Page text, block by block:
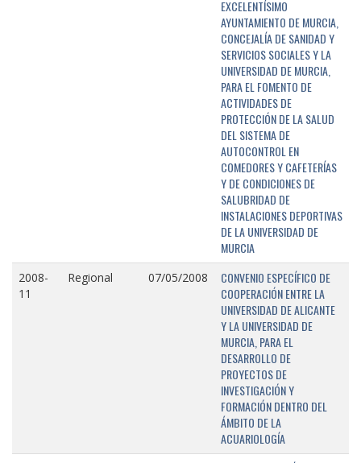
EXCELENTÍSIMO
AYUNTAMIENTO DE MURCIA,
CONCEJALÍA DE SANIDAD Y
SERVICIOS SOCIALES Y LA
UNIVERSIDAD DE MURCIA,
PARA EL FOMENTO DE
ACTIVIDADES DE
PROTECCIÓN DE LA SALUD
DEL SISTEMA DE
AUTOCONTROL EN
COMEDORES Y CAFETERÍAS
Y DE CONDICIONES DE
SALUBRIDAD DE
INSTALACIONES DEPORTIVAS
DE LA UNIVERSIDAD DE
MURCIA
2008-
11
Regional 07/05/2008
CONVENIO ESPECÍFICO DE
COOPERACIÓN ENTRE LA
UNIVERSIDAD DE ALICANTE
Y LA UNIVERSIDAD DE
MURCIA, PARA EL
DESARROLLO DE
PROYECTOS DE
INVESTIGACIÓN Y
FORMACIÓN DENTRO DEL
ÁMBITO DE LA
ACUARIOLOGÍA